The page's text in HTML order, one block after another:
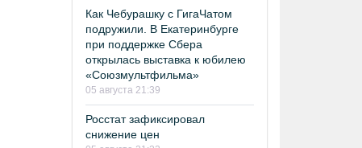
Как Чебурашку с ГигаЧатом
подружили. В Екатеринбурге
при поддержке Сбера
открылась выставка к юбилею
«Союзмультфильма»
05 августа 21:39
Росстат зафиксировал
снижение цен